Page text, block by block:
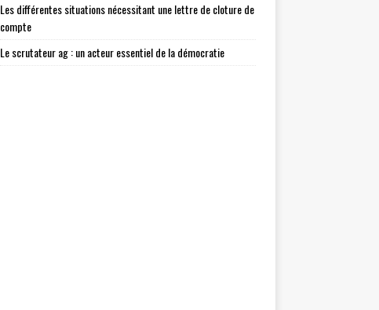
Les différentes situations nécessitant une lettre de cloture de
compte
Le scrutateur ag : un acteur essentiel de la démocratie